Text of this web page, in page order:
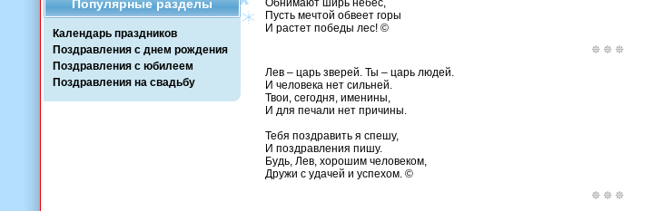
Популярные разделы
Календарь праздников
Поздравления с днем рождения
Поздравления с юбилеем
Поздравления на свадьбу
Обнимают ширь небес,
Пусть мечтой обвеет горы
И растет победы лес! ©
Лев – царь зверей. Ты – царь людей.
И человека нет сильней.
Твои, сегодня, именины,
И для печали нет причины.
Тебя поздравить я спешу,
И поздравления пишу.
Будь, Лев, хорошим человеком,
Дружи с удачей и успехом. ©